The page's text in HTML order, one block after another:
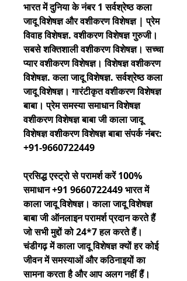
भारत में दुनिया के नंबर 1 सर्वश्रेष्ठ कला
जादू विशेषज्ञ और वशीकरण विशेषज्ञ | प्रेम
विवाह विशेषज्ञ. वशीकरण विशेषज्ञ गुरुजी।
सबसे शक्तिशाली वशीकरण विशेषज्ञ। सच्चा
प्यार वशीकरण विशेषज्ञ। विशेषज्ञ वशीकरण
विशेषज्ञ. कला जादू विशेषज्ञ. सर्वश्रेष्ठ कला
जादू विशेषज्ञ। गारंटीकृत वशीकरण विशेषज्ञ
बाबा। प्रेम समस्या समाधान विशेषज्ञ
वशीकरण विशेषज्ञ बाबा जी काला जादू
विशेषज्ञ वशीकरण विशेषज्ञ बाबा संपर्क नंबर:
+91-9660722449
प्रसिद्ध एस्ट्रो से परामर्श करें 100%
समाधान +91 9660722449 भारत में
काला जादू विशेषज्ञ। काला जादू विशेषज्ञ
बाबा जी ऑनलाइन परामर्श प्रदान करते हैं
जो सभी मुद्दों को 24*7 हल करते हैं।
चंडीगढ़ में काला जादू विशेषज्ञ क्यों हर कोई
जीवन में समस्याओं और कठिनाइयों का
सामना करता है और आप अलग नहीं हैं।